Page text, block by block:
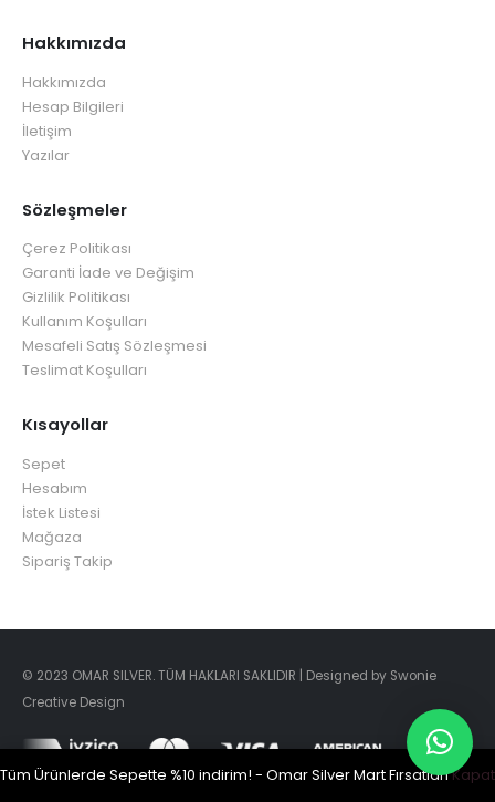
Tüm Ürünlerde Sepette %10 indirim! - Omar Silver Mart FırsatlarıKapat
Hakkımızda
Hakkımızda
Hesap Bilgileri
İletişim
Yazılar
Sözleşmeler
Çerez Politikası
Garanti İade ve Değişim
Gizlilik Politikası
Kullanım Koşulları
Mesafeli Satış Sözleşmesi
Teslimat Koşulları
Kısayollar
Sepet
Hesabım
İstek Listesi
Mağaza
Sipariş Takip
© 2023 OMAR SILVER. TÜM HAKLARI SAKLIDIR | Designed by Swonie
Creative Design